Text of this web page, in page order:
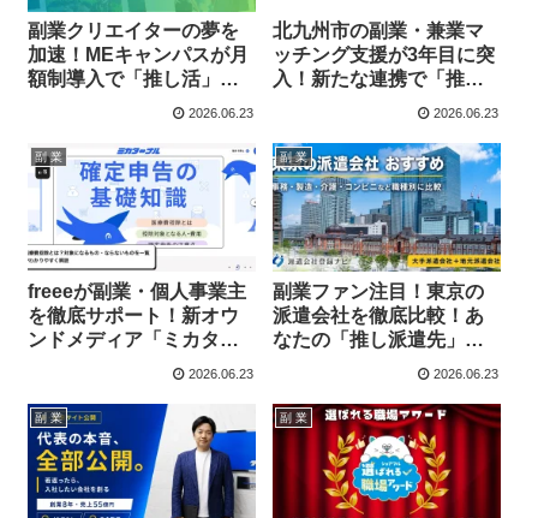
副業クリエイターの夢を
加速！MEキャンパスが月
額制導入で「推し活」を
強力バックアップ
2026.06.23
北九州市の副業・兼業マ
ッチング支援が3年目に突
入！新たな連携で「推し
副業」が見つかるチャン
2026.06.23
副 業
freeeが副業・個人事業主
を徹底サポート！新オウ
ンドメディア「ミカター
ナル」であなたの「次の
2026.06.23
副 業
副業ファン注目！東京の
派遣会社を徹底比較！あ
なたの「推し派遣先」を
見つける最新ガイドが公
2026.06.23
副 業 副 業